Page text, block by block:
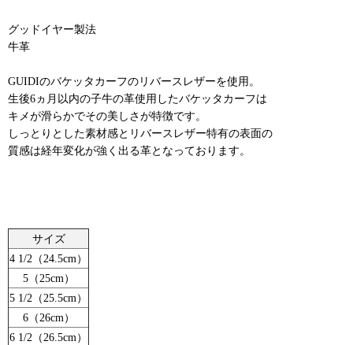
グッドイヤー製法
牛革
GUIDIのバケッタカーフのリバースレザーを使用。
生後6ヵ月以内の子牛の革使用したバケッタカーフは
キメが滑らかでその美しさが特徴です。
しっとりとした素材感とリバースレザー特有の表面の
質感は経年変化が強く出る革となっております。
サイズ
4 1/2（24.5cm）
5（25cm）
5 1/2（25.5cm）
6（26cm）
6 1/2（26.5cm）